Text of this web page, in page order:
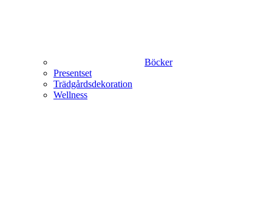
Böcker
Presentset
Trädgårdsdekoration
Wellness